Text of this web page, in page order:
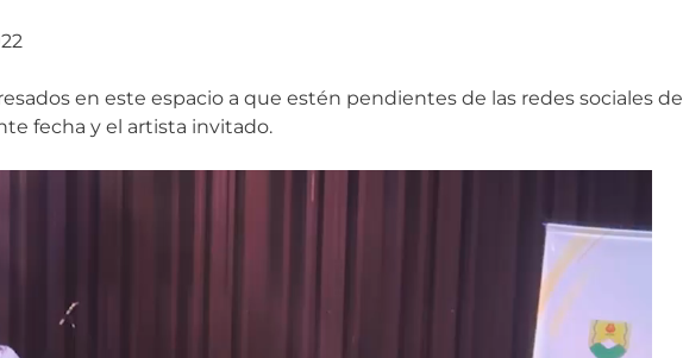
en este espacio a que estén pendientes de las redes sociales de
fecha y el artista invitado.